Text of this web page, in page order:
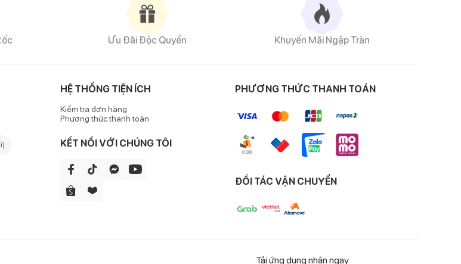
360 Brain Plus
cao (100mg/2 ly sữa). DHA là thành phần chính giúp hình thành cấu
mẹ được khuyến nghị bổ sung DHA mỗi ngày trong giai đoạn
acetylcholine là chất dẫn truyền thần kinh quan trọng liên quan đến
ruột.
Ưu Đãi Độc Quyền Khuyến Mãi Ngập Tràn
HỆ THỐNG TIỆN ÍCH
Kiểm tra đơn hàng
Phương thức thanh toán
KẾT NỐI VỚI CHÚNG TÔI
PHƯƠNG THỨC THANH TOÁN
ĐỐI TÁC VẬN CHUYỂN
Tải ứng dụng nhận ngay